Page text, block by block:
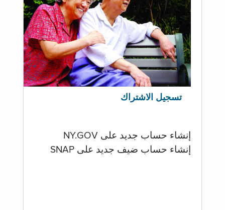
تسجيل الاشتراك
إنشاء حساب جديد على NY.GOV
إنشاء حساب ضيف جديد على SNAP